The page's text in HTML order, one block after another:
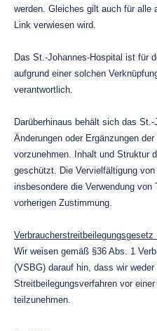
werden. Gleiches gilt auch für alle
Link verwiesen wird.
Das St.-Johannes-Hospital ist für
aufgrund einer solchen
verantwortlich.
Darüberhinaus behält sich das
Änderungen oder Ergänzungen
vorzunehmen. Inhalt und Struktur
geschützt. Die Vervielfältigung
insbesondere die Verwendung
vorherigen Zustimmung.
Verbraucherstreitbeilegungsgesetz
Wir weisen gemäß §36 Abs. 1
(VSBG) darauf hin, dass wir
Streitbeilegungsverfahren vor
teilzunehmen.